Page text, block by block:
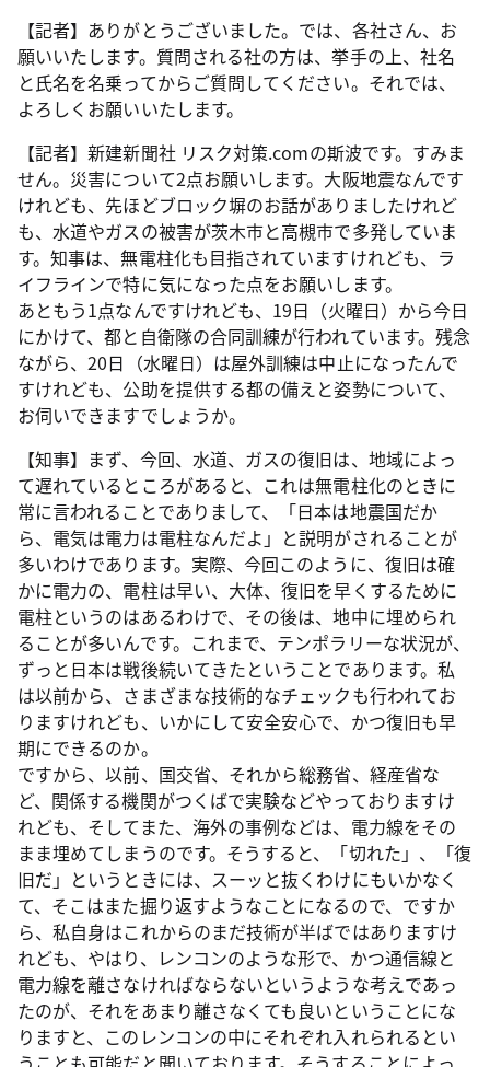
【記者】ありがとうございました。では、各社さん、お
願いいたします。質問される社の方は、挙手の上、社名
と氏名を名乗ってからご質問してください。それでは、
よろしくお願いいたします。
【記者】新建新聞社 リスク対策.comの斯波です。すみま
せん。災害について2点お願いします。大阪地震なんです
けれども、先ほどブロック塀のお話がありましたけれど
も、水道やガスの被害が茨木市と高槻市で多発していま
す。知事は、無電柱化も目指されていますけれども、ラ
イフラインで特に気になった点をお願いします。
あともう1点なんですけれども、19日（火曜日）から今日
にかけて、都と自衛隊の合同訓練が行われています。残念
ながら、20日（水曜日）は屋外訓練は中止になったんで
すけれども、公助を提供する都の備えと姿勢について、
お伺いできますでしょうか。
【知事】まず、今回、水道、ガスの復旧は、地域によっ
て遅れているところがあると、これは無電柱化のときに
常に言われることでありまして、「日本は地震国だか
ら、電気は電力は電柱なんだよ」と説明がされることが
多いわけであります。実際、今回このように、復旧は確
かに電力の、電柱は早い、大体、復旧を早くするために
電柱というのはあるわけで、その後は、地中に埋められ
ることが多いんです。これまで、テンポラリーな状況が、
ずっと日本は戦後続いてきたということであります。私
は以前から、さまざまな技術的なチェックも行われてお
りますけれども、いかにして安全安心で、かつ復旧も早
期にできるのか。
ですから、以前、国交省、それから総務省、経産省な
ど、関係する機関がつくばで実験などやっておりますけ
れども、そしてまた、海外の事例などは、電力線をその
まま埋めてしまうのです。そうすると、「切れた」、「復
旧だ」というときには、スーッと抜くわけにもいかなく
て、そこはまた掘り返すようなことになるので、ですか
ら、私自身はこれからのまだ技術が半ばではありますけ
れども、やはり、レンコンのような形で、かつ通信線と
電力線を離さなければならないというような考えであっ
たのが、それをあまり離さなくても良いということにな
りますと、このレンコンの中にそれぞれ入れられるとい